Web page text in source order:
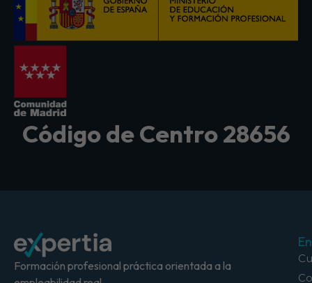
Código de Centro 28656
Formación profesional práctica orientada a la